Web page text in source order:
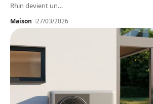
Rhin devient un…
Maison 27/03/2026